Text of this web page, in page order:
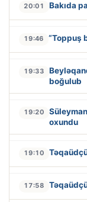
20:01 Bakıda
19:46 “Toppuş
19:33
boğulub
19:20
oxundu
19:10
17:58